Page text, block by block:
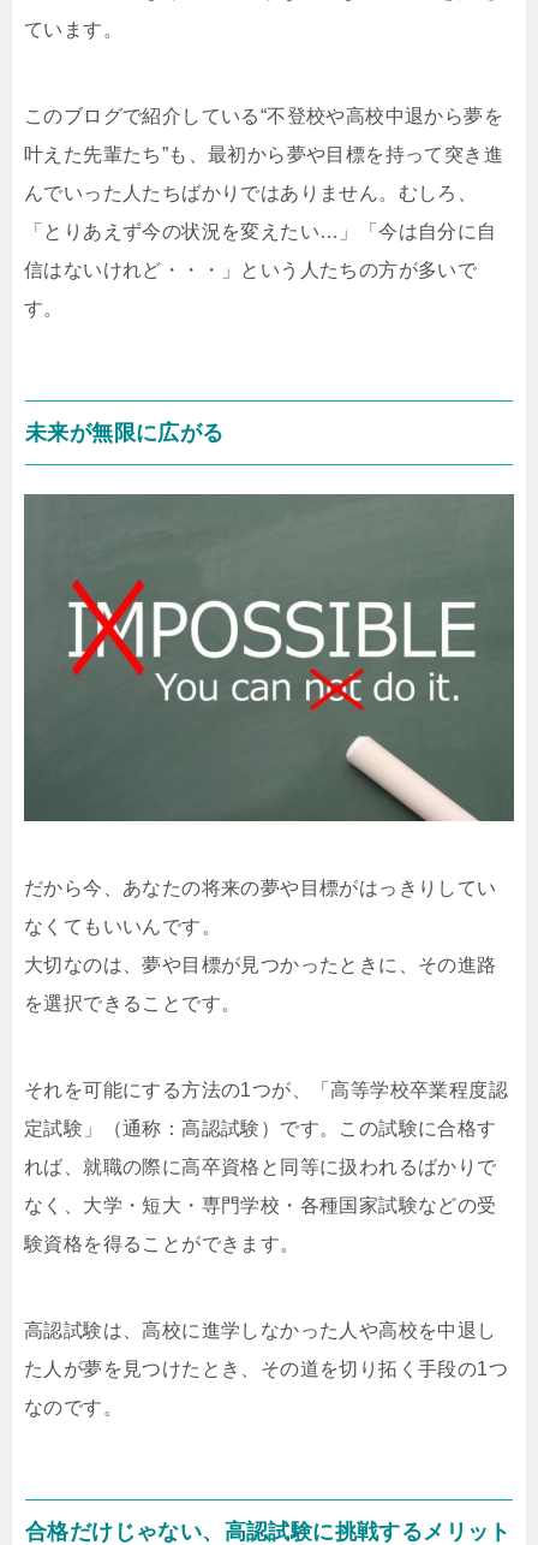
ています。
このブログで紹介している“不登校や高校中退から夢を
叶えた先輩たち”も、最初から夢や目標を持って突き進
んでいった人たちばかりではありません。むしろ、
「とりあえず今の状況を変えたい…」「今は自分に自
信はないけれど・・・」という人たちの方が多いで
す。
未来が無限に広がる
だから今、あなたの将来の夢や目標がはっきりしてい
なくてもいいんです。
大切なのは、夢や目標が見つかったときに、その進路
を選択できることです。
それを可能にする方法の1つが、「高等学校卒業程度認
定試験」（通称：高認試験）です。この試験に合格す
れば、就職の際に高卒資格と同等に扱われるばかりで
なく、大学・短大・専門学校・各種国家試験などの受
験資格を得ることができます。
高認試験は、高校に進学しなかった人や高校を中退し
た人が夢を見つけたとき、その道を切り拓く手段の1つ
なのです。
合格だけじゃない、高認試験に挑戦するメリット